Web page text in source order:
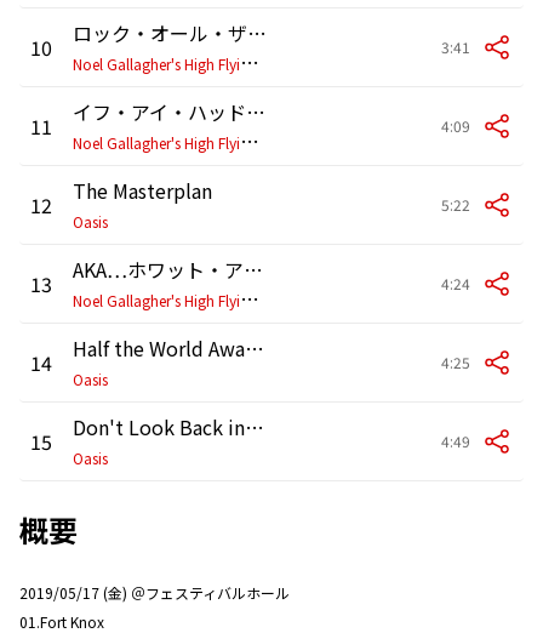
10
ロック・オール・ザ・ドアーズ
N
oel Gallagher's High Flying Birds
3:41
11
イフ・アイ・ハッド・ア・ガン
N
oel Gallagher's High Flying Birds
4:09
12 The Masterplan
Oasis
5:22
13
AKA…ホワット・ア・ライフ!
N
oel Gallagher's High Flying Birds
4:24
14 Half the World Away (Remastered)
Oasis
4:25
15 Don't Look Back in Anger (Remastered)
Oasis
4:49
概要
2019/05/17 (金) ＠フェスティバルホール
01.Fort Knox